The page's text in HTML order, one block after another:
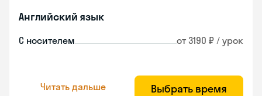
Английский язык
С носителем от 3190 ₽ / урок
Читать дальше Выбрать время